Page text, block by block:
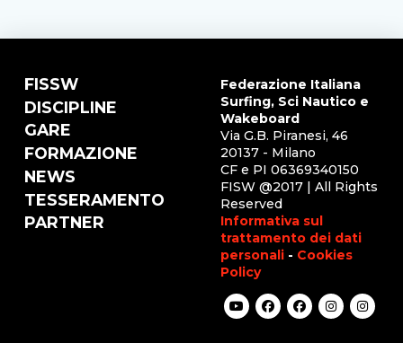
FISSW
DISCIPLINE
GARE
FORMAZIONE
NEWS
TESSERAMENTO
PARTNER
Federazione Italiana
Surfing, Sci Nautico e
Wakeboard
Via G.B. Piranesi, 46
20137 - Milano
CF e PI 06369340150
FISW @2017 | All Rights
Reserved
Informativa sul
trattamento dei dati
personali - Cookies
Policy